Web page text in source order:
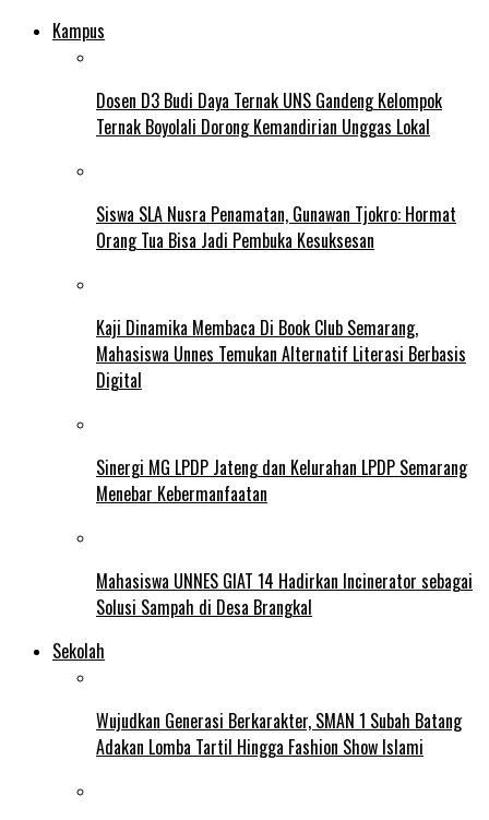
Kampus
Dosen D3 Budi Daya Ternak UNS Gandeng Kelompok
Ternak Boyolali Dorong Kemandirian Unggas Lokal
Siswa SLA Nusra Penamatan, Gunawan Tjokro: Hormat
Orang Tua Bisa Jadi Pembuka Kesuksesan
Kaji Dinamika Membaca Di Book Club Semarang,
Mahasiswa Unnes Temukan Alternatif Literasi Berbasis
Digital
Sinergi MG LPDP Jateng dan Kelurahan LPDP Semarang
Menebar Kebermanfaatan
Mahasiswa UNNES GIAT 14 Hadirkan Incinerator sebagai
Solusi Sampah di Desa Brangkal
Sekolah
Wujudkan Generasi Berkarakter, SMAN 1 Subah Batang
Adakan Lomba Tartil Hingga Fashion Show Islami